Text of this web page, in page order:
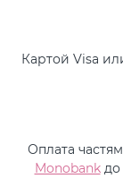
Картой Visa
Оплата
Monobankдо